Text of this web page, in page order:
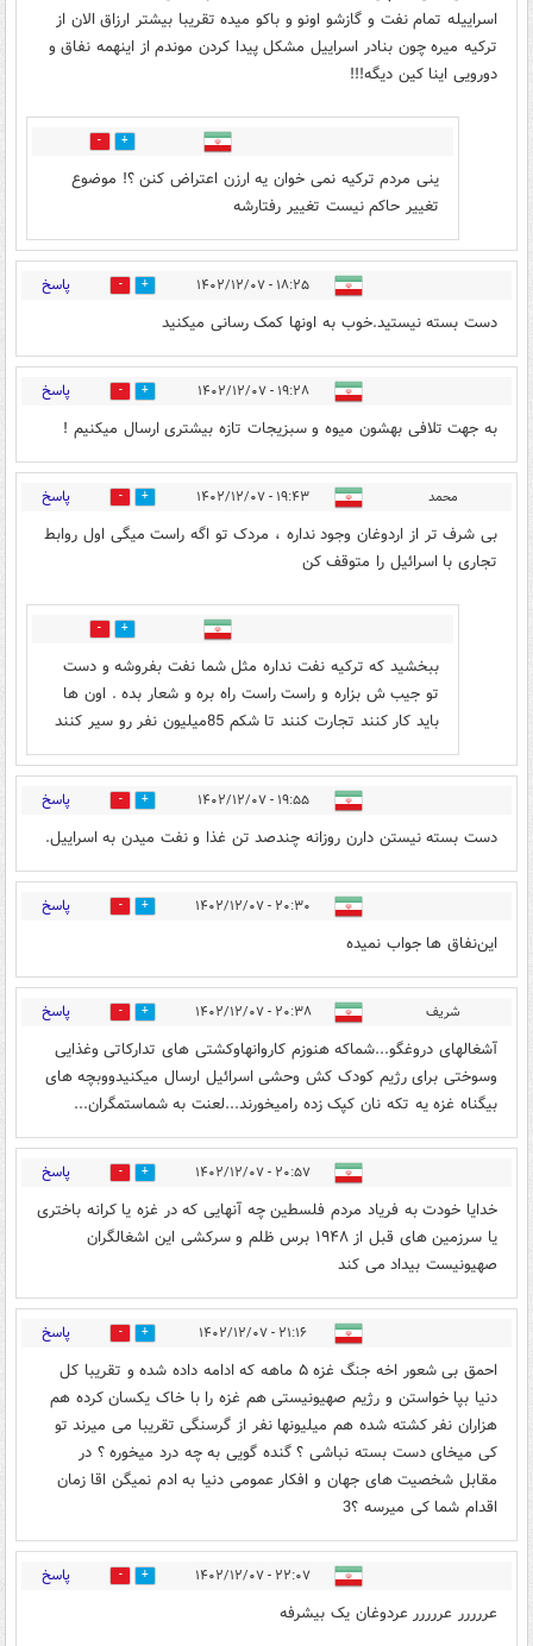
اسراییله تمام نفت و گازشو اونو و باکو میده تقریبا بیشتر ارزاق الان از
ترکیه میره چون بنادر اسراییل مشکل پیدا کردن موندم از اینهمه نفاق و
دورویی اینا کین دیگه!!!
1
ینی مردم ترکیه نمی خوان یه ارزن اعتراض کنن ؟! موضوع
تغییر حاکم نیست تغییر رفتارشه
۱۸:۲۵ - ۱۴۰۲/۱۲/۰۷ 20 پاسخ
دست بسته نیستید.خوب به اونها کمک رسانی میکنید
۱۹:۲۸ - ۱۴۰۲/۱۲/۰۷ 13 پاسخ
به جهت تلافی بهشون میوه و سبزیجات تازه بیشتری ارسال میکنیم !
محمد ۱۹:۴۳ - ۱۴۰۲/۱۲/۰۷ 17 پاسخ
بی شرف تر از اردوغان وجود نداره ، مردک تو اگه راست میگی اول روابط
تجاری با اسرائیل را متوقف کن
3
ببخشید که ترکیه نفت نداره مثل شما نفت بفروشه و دست
تو جیب ش بزاره و راست راست راه بره و شعار بده . اون ها
باید کار کنند تجارت کنند تا شکم 85میلیون نفر رو سیر کنند
۱۹:۵۵ - ۱۴۰۲/۱۲/۰۷ 14 پاسخ
دست بسته نیستن دارن روزانه چندصد تن غذا و نفت میدن به اسراییل.
۲۰:۳۰ - ۱۴۰۲/۱۲/۰۷ 1 پاسخ
این‌نفاق ها جواب نمیده
شریف ۲۰:۳۸ - ۱۴۰۲/۱۲/۰۷ 1 پاسخ
آشغالهای دروغگو...شماکه هنوزم کاروانهاوکشتی های تدارکاتی وغذایی
وسوختی برای رژیم کودک کش وحشی اسرائیل ارسال میکنیدووبچه های
بیگناه غزه یه تکه نان کپک زده رامیخورند...لعنت به شماستمگران...
۲۰:۵۷ - ۱۴۰۲/۱۲/۰۷ 1 پاسخ
خدایا خودت به فریاد مردم فلسطین چه آنهایی که در غزه یا کرانه باختری
یا سرزمین های قبل از ۱۹۴۸ برس ظلم و سرکشی این اشغالگران
صهیونیست بیداد می کند
۲۱:۱۶ - ۱۴۰۲/۱۲/۰۷ 1 پاسخ
احمق بی شعور اخه جنگ غزه ۵ ماهه که ادامه داده شده و تقریبا کل
دنیا بپا خواستن و رژیم صهیونیستی هم غزه را با خاک یکسان کرده هم
هزاران نفر کشته شده هم میلیونها نفر از گرسنگی تقریبا می میرند تو
کی میخای دست بسته نباشی ؟ گنده گویی به چه درد میخوره ؟ در
مقابل شخصیت های جهان و افکار عمومی دنیا به ادم نمیگن اقا زمان
اقدام شما کی میرسه ؟3
۲۲:۰۷ - ۱۴۰۲/۱۲/۰۷ 1 پاسخ
عررررر عررررر عردوغان یک بیشرفه